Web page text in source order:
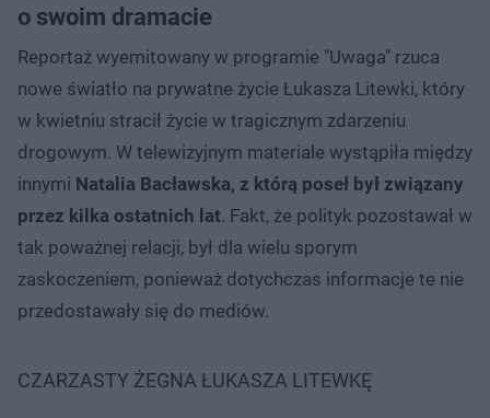
o swoim dramacie
Reportaż wyemitowany w programie "Uwaga" rzuca
nowe światło na prywatne życie Łukasza Litewki, który
w kwietniu stracił życie w tragicznym zdarzeniu
drogowym. W telewizyjnym materiale wystąpiła między
innymi Natalia Bacławska, z którą poseł był związany
przez kilka ostatnich lat. Fakt, że polityk pozostawał w
tak poważnej relacji, był dla wielu sporym
zaskoczeniem, ponieważ dotychczas informacje te nie
przedostawały się do mediów.
CZARZASTY ŻEGNA ŁUKASZA LITEWKĘ